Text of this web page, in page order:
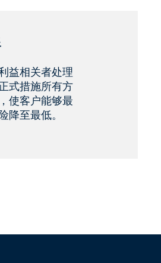
益相关者处理
式措施所有方
使客户能够最
降至最低。